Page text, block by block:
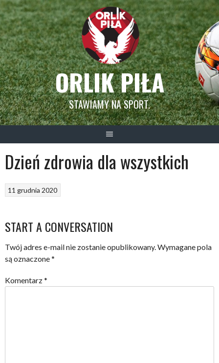
Skip
to
content
ORLIK PIŁA
STAWIAMY NA SPORT.
Dzień zdrowia dla wszystkich
11 grudnia 2020
START A CONVERSATION
Twój adres e-mail nie zostanie opublikowany. Wymagane pola
są oznaczone*
Komentarz*